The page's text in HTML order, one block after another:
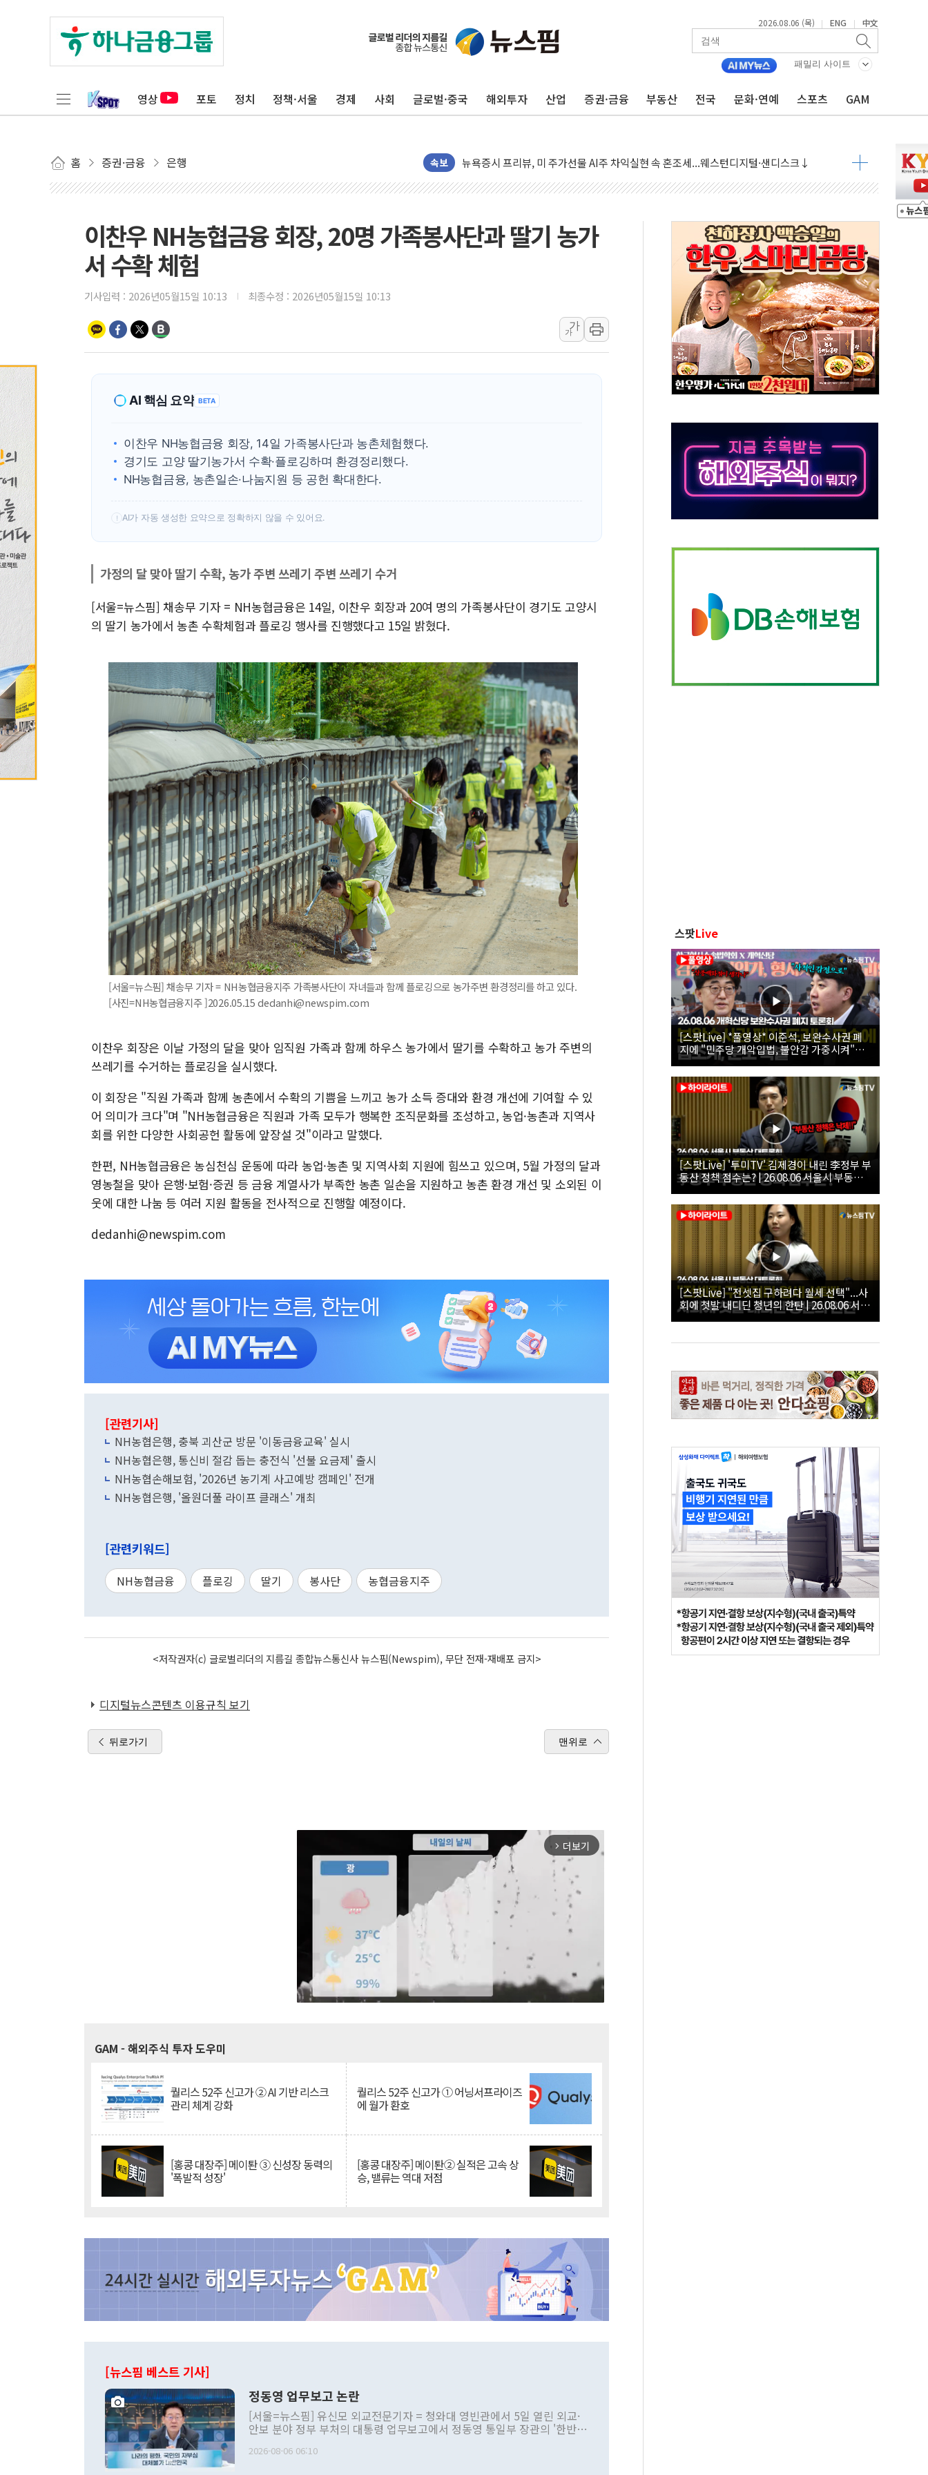
2026.08.06 (목) | ENG | 中文
패밀리 사이트
영상 포토 정치 정책·서울 경제 사회 글로벌·중국 해외투자 산업 증권·금융 부동산 전국 문화·연예 스포츠 GAM
홈 증권·금융 은행 속보
뉴욕증시 개장 전 특징주...모더나·아이온큐·도어대시↑ VS 샌디스크·피그마·앱러빈↓
김정관 장관 "영업이익 N% 성과급 반대…상법·자본시장법 개정 논의"
청와대, 북한 단거리 탄도미사일 발사에 긴급 안보 점검회의
금값 7주 만에 최고…美 고용 둔화·호르무즈 재개방 기대에 강세
러, 1인칭시점 드론으로 우크라 민간인 '사파리' 공격… 시민들 공포감 극대화 전략
[베트남 증시] 지수 하락 속 'DGC' 임시 주총 기대감에 홀로 상한가…마진 잔액은 사상 최고
'월가의 황제' 다이먼 "금융시장 레버리지 위험수위…숨은 차입이 더 큰 변수"
양주 섬유염색공장서 화재 1명 중상…대응 1단계 진압 중
김정관 산업부 장관 "주 52시간 손봐야, 경쟁상대 中과 비교해야"
해군 1함대 창설 80주년…지역과 함께하는 '선봉'의 대민 봉사
[3보] 북, 원산서 동해로 단거리 탄도미사일 1발 발사… 올해 10번째·42일 만 도발
우크라 드론 전술, 중남미 콜롬비아에 새 안보 위기… 반군·마약카르텔이 습득해 전투 활용
강원도 폭염특보 11일째…온열질환·가축 피해 최소화 '총력 대응'
[코인 시황] 비트코인, ETF 자금 유입에도 박스권…美 암호화폐 법안 처리 여부도 변수
이찬우 NH농협금융 회장, 20명 가족봉사단과 딸기 농가
서 수확 체험
기사입력 : 2026년05월15일 10:13 최종수정 : 2026년05월15일 10:13
가
가
AI 핵심 요약 BETA
이찬우 NH농협금융 회장, 14일 가족봉사단과 농촌체험했다.
경기도 고양 딸기농가서 수확·플로깅하며 환경정리했다.
NH농협금융, 농촌일손·나눔지원 등 공헌 확대한다.
! AI가 자동 생성한 요약으로 정확하지 않을 수 있어요.
가정의 달 맞아 딸기 수확, 농가 주변 쓰레기 주변 쓰레기 수거
[서울=뉴스핌] 채송무 기자 = NH농협금융은 14일, 이찬우 회장과 20여 명의 가족봉사단이 경기도 고양시
의 딸기 농가에서 농촌 수확체험과 플로깅 행사를 진행했다고 15일 밝혔다.
[서울=뉴스핌] 채송무 기자 = NH농협금융지주 가족봉사단이 자녀들과 함께 플로깅으로 농가주변 환경정리를 하고 있다.
[사진=NH농협금융지주 ]2026.05.15 dedanhi@newspim.com
이찬우 회장은 이날 가정의 달을 맞아 임직원 가족과 함께 하우스 농가에서 딸기를 수확하고 농가 주변의
쓰레기를 수거하는 플로깅을 실시했다.
이 회장은 "직원 가족과 함께 농촌에서 수확의 기쁨을 느끼고 농가 소득 증대와 환경 개선에 기여할 수 있
어 의미가 크다"며 "NH농협금융은 직원과 가족 모두가 행복한 조직문화를 조성하고, 농업·농촌과 지역사
회를 위한 다양한 사회공헌 활동에 앞장설 것"이라고 말했다.
한편, NH농협금융은 농심천심 운동에 따라 농업·농촌 및 지역사회 지원에 힘쓰고 있으며, 5월 가정의 달과
영농철을 맞아 은행·보험·증권 등 금융 계열사가 부족한 농촌 일손을 지원하고 농촌 환경 개선 및 소외된 이
웃에 대한 나눔 등 여러 지원 활동을 전사적으로 진행할 예정이다.
dedanhi@newspim.com
[관련기사]
NH농협은행, 충북 괴산군 방문 '이동금융교육' 실시
NH농협은행, 통신비 절감 돕는 충전식 '선불 요금제' 출시
NH농협손해보험, '2026년 농기계 사고예방 캠페인' 전개
NH농협은행, '올원더풀 라이프 클래스' 개최
[관련키워드]
NH농협금융 플로깅 딸기 봉사단 농협금융지주
<저작권자(c) 글로벌리더의 지름길 종합뉴스통신사 뉴스핌(Newspim), 무단 전재-재배포 금지>
디지털뉴스콘텐츠 이용규칙 보기
뒤로가기 맨위로
arrow_forward_ios 더보기
GAM - 해외주식 투자 도우미
퀄리스 52주 신고가 ② AI 기반 리스크
관리 체계 강화
퀄리스 52주 신고가 ① 어닝서프라이즈
에 월가 환호
[홍콩 대장주] 메이퇀 ③ 신성장 동력의
'폭발적 성장'
[홍콩 대장주] 메이퇀② 실적은 고속 상
승, 밸류는 역대 저점
[뉴스핌 베스트 기사]
정동영 업무보고 논란
[서울=뉴스핌] 유신모 외교전문기자 = 청와대 영빈관에서 5일 열린 외교·
안보 분야 정부 부처의 대통령 업무보고에서 정동영 통일부 장관의 '한반도
발언 중에는 정부 내 조율을 거치지 않은 사안을 정책으로 추진하겠다고 공
2026-08-06 06:10
스팟Live
[스팟Live] *풀영상* 이준석, 보완수사권 폐
지에 "민주당 개악입법, 불안감 가중시켜"｜
26.08.06 개혁신당 보완수사권 폐지 토론회
[스팟Live] '투미TV' 김제경이 내린 李정부 부
동산 정책 점수는? | 26.08.06 서울시 부동산
대토론회
[스팟Live] "전셋집 구하려다 월세 선택"...사
회에 첫발 내디딘 청년의 한탄 | 26.08.06 서울
시 부동산 대토론회